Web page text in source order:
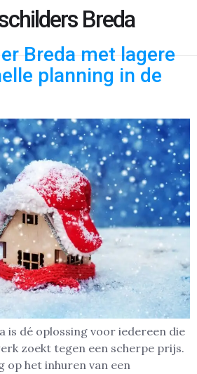
Breda
Breda met lagere
planning in de
is dé oplossing voor iedereen die
zoekt tegen een scherpe prijs.
op het inhuren van een